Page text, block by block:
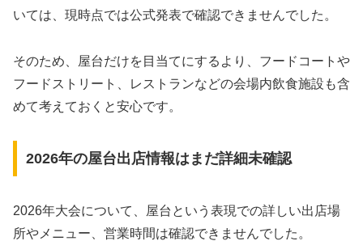
いては、現時点では公式発表で確認できませんでした。
そのため、屋台だけを目当てにするより、フードコートや
フードストリート、レストランなどの会場内飲食施設も含
めて考えておくと安心です。
2026年の屋台出店情報はまだ詳細未確認
2026年大会について、屋台という表現での詳しい出店場
所やメニュー、営業時間は確認できませんでした。